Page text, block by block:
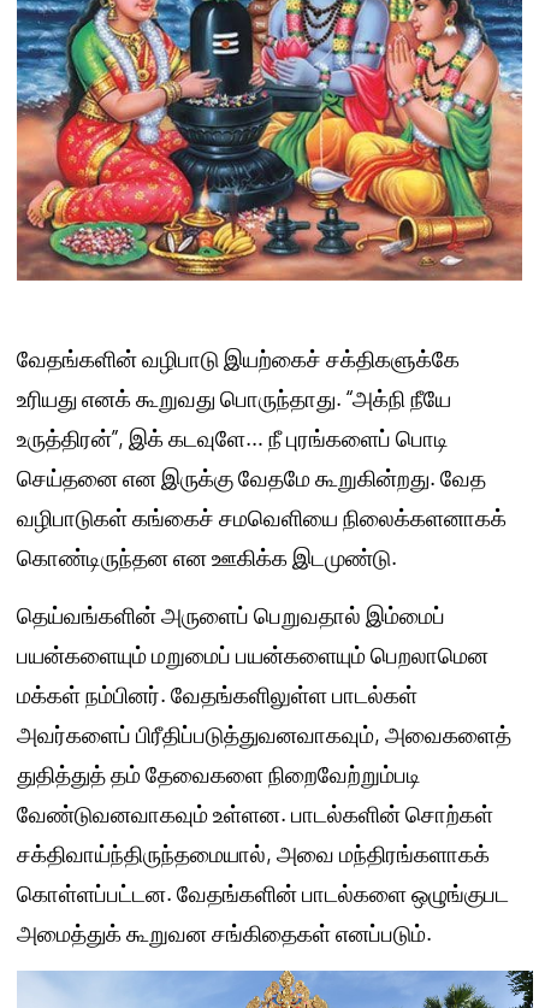
வேதங்களின் வழிபாடு இயற்கைச் சக்திகளுக்கே
உரியது எனக் கூறுவது பொருந்தாது. “அக்நி நீயே
உருத்திரன்”, இக் கடவுளே… நீ புரங்களைப் பொடி
செய்தனை என இருக்கு வேதமே கூறுகின்றது. வேத
வழிபாடுகள் கங்கைச் சமவெளியை நிலைக்களனாகக்
கொண்டிருந்தன என ஊகிக்க இடமுண்டு.
தெய்வங்களின் அருளைப் பெறுவதால் இம்மைப்
பயன்களையும் மறுமைப் பயன்களையும் பெறலாமென
மக்கள் நம்பினர். வேதங்களிலுள்ள பாடல்கள்
அவர்களைப் பிரீதிப்படுத்துவனவாகவும், அவைகளைத்
துதித்துத் தம் தேவைகளை நிறைவேற்றும்படி
வேண்டுவனவாகவும் உள்ளன. பாடல்களின் சொற்கள்
சக்திவாய்ந்திருந்தமையால், அவை மந்திரங்களாகக்
கொள்ளப்பட்டன. வேதங்களின் பாடல்களை ஒழுங்குபட
அமைத்துக் கூறுவன சங்கிதைகள் எனப்படும்.